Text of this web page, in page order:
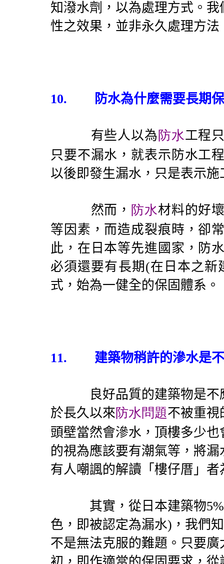
知潑水劑，以為處理方式。
性之效果，並非永久處理方法
10. 防水為什麼需要長期
有些人以為防水工程
只要不漏水，就表示防水工
以後即發生漏水，只是表示
然而， 防水材料的好
等因素，而造成裂痕時，卻
此，在日本等先進國家，防
必須還要有長期(在日本之新
式，始為一健全的保固體系。
11. 建築物稍許的滲水是
良好品質的建築物是不應
於長久以來防水問題不被重視
頭壁當然會滲水，頂樓多少
的視為應該要有潮氣等，將
有人嘲諷的解讀「樓仔厝」
其實，從日本建築物5%
色，即被認定為漏水) ，我們
不是無法克服的難題。只要